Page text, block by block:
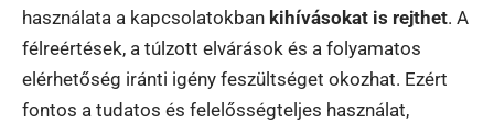
használata a kapcsolatokban kihívásokat is rejthet. A
félreértések, a túlzott elvárások és a folyamatos
elérhetőség iránti igény feszültséget okozhat. Ezért
fontos a tudatos és felelősségteljes használat,